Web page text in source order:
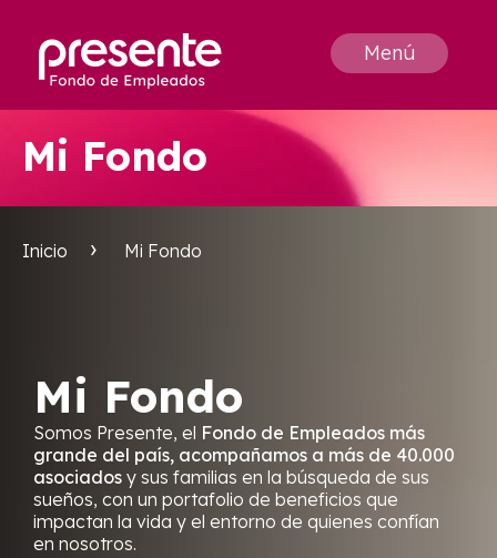
Menú
Mi Fondo
Inicio Mi Fondo
Mi Fondo
Somos Presente, el Fondo de Empleados más
grande del país, acompañamos a más de 40.000
asociados y sus familias en la búsqueda de sus
sueños, con un portafolio de beneficios que
impactan la vida y el entorno de quienes confían
en nosotros.